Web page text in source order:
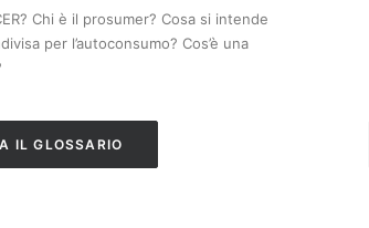
Chi è il prosumer? Cosa si intende
per l’autoconsumo? Cos’è una
IL GLOSSARIO